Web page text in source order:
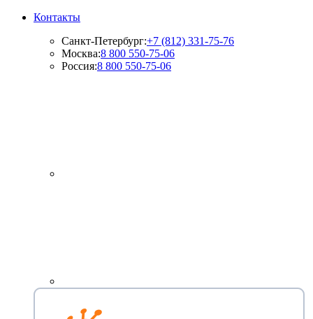
Контакты
Санкт-Петербург:+7 (812) 331-75-76
Москва:8 800 550-75-06
Россия:8 800 550-75-06